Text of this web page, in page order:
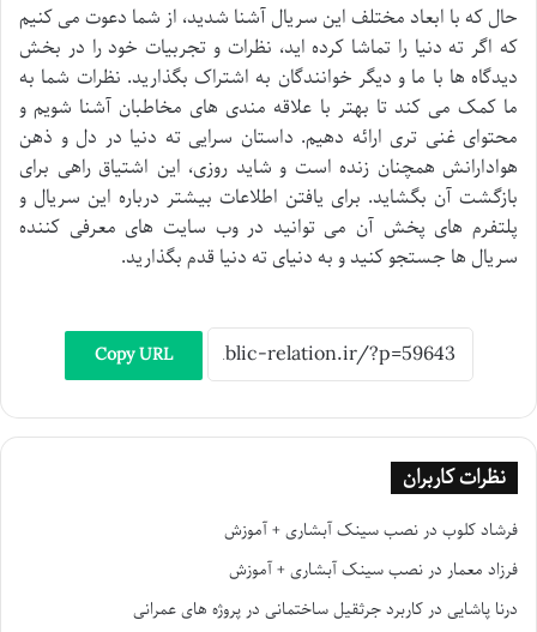
حال که با ابعاد مختلف این سریال آشنا شدید، از شما دعوت می کنیم
که اگر ته دنیا را تماشا کرده اید، نظرات و تجربیات خود را در بخش
دیدگاه ها با ما و دیگر خوانندگان به اشتراک بگذارید. نظرات شما به
ما کمک می کند تا بهتر با علاقه مندی های مخاطبان آشنا شویم و
محتوای غنی تری ارائه دهیم. داستان سرایی ته دنیا در دل و ذهن
هوادارانش همچنان زنده است و شاید روزی، این اشتیاق راهی برای
بازگشت آن بگشاید. برای یافتن اطلاعات بیشتر درباره این سریال و
پلتفرم های پخش آن می توانید در وب سایت های معرفی کننده
سریال ها جستجو کنید و به دنیای ته دنیا قدم بگذارید.
Copy URL
نظرات کاربران
فرشاد کلوب درنصب سینک آبشاری + آموزش
فرزاد معمار درنصب سینک آبشاری + آموزش
درنا پاشایی درکاربرد جرثقیل ساختمانی در پروژه های عمرانی